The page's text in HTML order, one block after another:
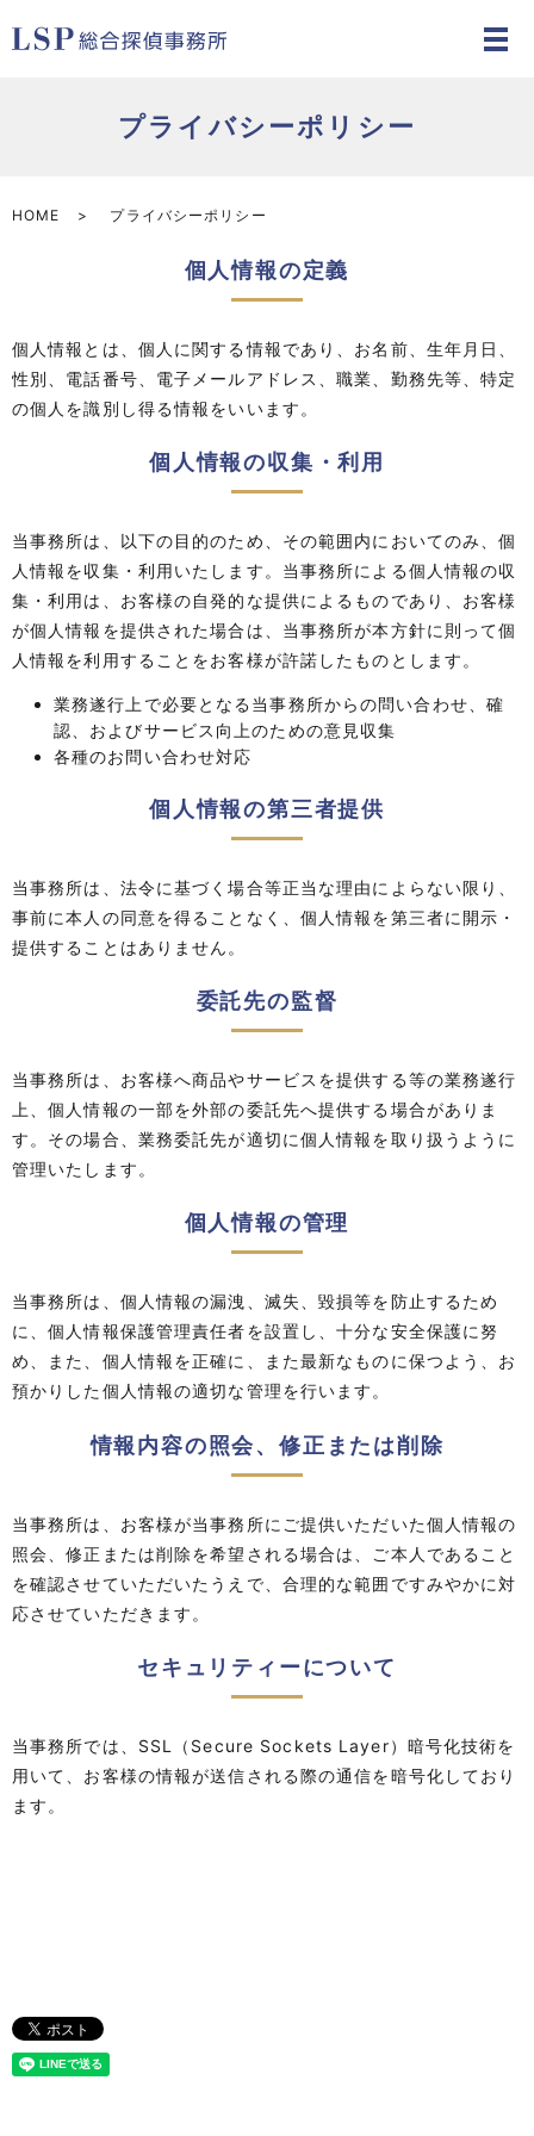
プライバシーポリシー
HOME プライバシーポリシー
個人情報の定義
個人情報とは、個人に関する情報であり、お名前、生年月日、
性別、電話番号、電子メールアドレス、職業、勤務先等、特定
の個人を識別し得る情報をいいます。
個人情報の収集・利用
当事務所は、以下の目的のため、その範囲内においてのみ、個
人情報を収集・利用いたします。当事務所による個人情報の収
集・利用は、お客様の自発的な提供によるものであり、お客様
が個人情報を提供された場合は、当事務所が本方針に則って個
人情報を利用することをお客様が許諾したものとします。
業務遂行上で必要となる当事務所からの問い合わせ、確
認、およびサービス向上のための意見収集
各種のお問い合わせ対応
個人情報の第三者提供
当事務所は、法令に基づく場合等正当な理由によらない限り、
事前に本人の同意を得ることなく、個人情報を第三者に開示・
提供することはありません。
委託先の監督
当事務所は、お客様へ商品やサービスを提供する等の業務遂行
上、個人情報の一部を外部の委託先へ提供する場合がありま
す。その場合、業務委託先が適切に個人情報を取り扱うように
管理いたします。
個人情報の管理
当事務所は、個人情報の漏洩、滅失、毀損等を防止するため
に、個人情報保護管理責任者を設置し、十分な安全保護に努
め、また、個人情報を正確に、また最新なものに保つよう、お
預かりした個人情報の適切な管理を行います。
情報内容の照会、修正または削除
当事務所は、お客様が当事務所にご提供いただいた個人情報の
照会、修正または削除を希望される場合は、ご本人であること
を確認させていただいたうえで、合理的な範囲ですみやかに対
応させていただきます。
セキュリティーについて
当事務所では、SSL（Secure Sockets Layer）暗号化技術を
用いて、お客様の情報が送信される際の通信を暗号化しており
ます。